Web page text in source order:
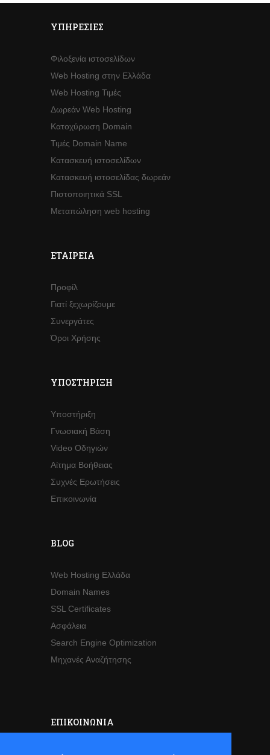
ΥΠΗΡΕΣΊΕΣ
Φιλοξενία ιστοσελίδων
Web Hosting στην Ελλάδα
Web Hosting Τιμές
Δωρεάν Web Hosting
Κατοχύρωση Domain
Τιμές Domain Name
Κατασκευή ιστοσελίδων
Κατασκευή ιστοσελίδας δωρεάν
Πιστοποιητικά SSL
Μεταπώληση web hosting
ΕΤΑΙΡΕΊΑ
Προφίλ
Γιατί ξεχωρίζουμε
Συνεργάτες
Όροι Χρήσης
ΥΠΟΣΤΉΡΙΞΗ
Υποστήριξη
Γνωσιακή Βάση
Video Οδηγιών
Αίτημα Βοήθειας
Συχνές Ερωτήσεις
Επικοινωνία
BLOG
Web Hosting Ελλάδα
Domain Names
SSL Certificates
Ασφάλεια
Search Engine Optimization
Μηχανές Αναζήτησης
ΕΠΙΚΟΙΝΩΝΊΑ